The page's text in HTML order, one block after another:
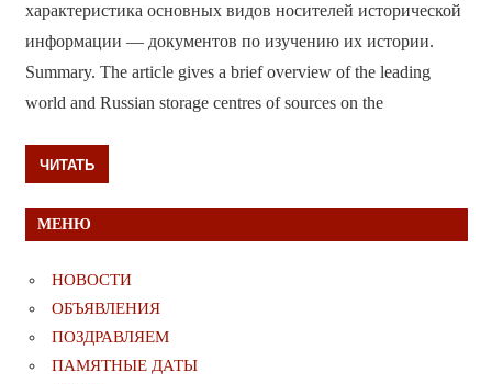
характеристика основных видов носителей исторической
информации — документов по изучению их истории.
Summary. The article gives a brief overview of the leading
world and Russian storage centres of sources on the
ЧИТАТЬ
МЕНЮ
НОВОСТИ
ОБЪЯВЛЕНИЯ
ПОЗДРАВЛЯЕМ
ПАМЯТНЫЕ ДАТЫ